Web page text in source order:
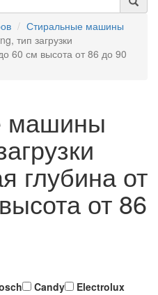
Стиральные машины
тип загрузки
60 см высота от 86 до 90
машины
глубина от
от 86
Candy
Electrolux